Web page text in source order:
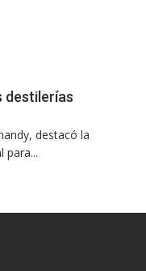
destilerías
destacó la
para...